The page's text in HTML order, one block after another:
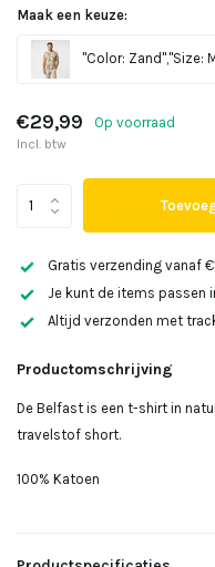
Maak een keuze:
"Color: Zand","Size:
€29,99 Op voorraad
Incl. btw
Gratis verzending vanaf
Je kunt de items passen
Altijd verzonden met
Productomschrijving
De Belfast is een t-shirt in
travelstof short.
100% Katoen